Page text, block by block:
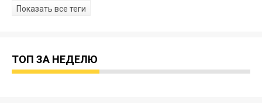
Показать все теги
ТОП ЗА НЕДЕЛЮ